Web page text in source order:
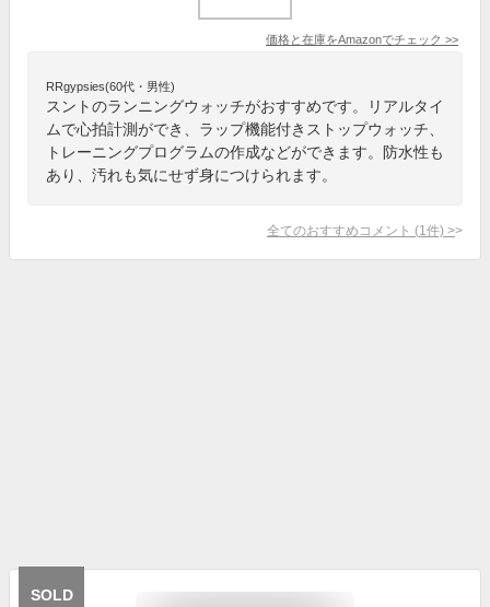
価格と在庫をAmazonでチェック >>
RRgypsies(60代・男性)
スントのランニングウォッチがおすすめです。リアルタイ
ムで心拍計測ができ、ラップ機能付きストップウォッチ、
トレーニングプログラムの作成などができます。防水性も
あり、汚れも気にせず身につけられます。
全てのおすすめコメント (1 件) >
SOLD